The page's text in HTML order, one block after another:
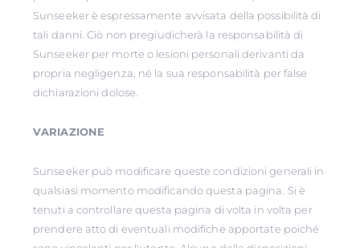
Sunseeker è espressamente avvisata della possibilità di
tali danni. Ciò non pregiudicherà la responsabilità di
Sunseeker per morte o lesioni personali derivanti da
propria negligenza, né la sua responsabilità per false
dichiarazioni dolose.
VARIAZIONE
Sunseeker può modificare queste condizioni generali in
qualsiasi momento modificando questa pagina. Si è
tenuti a controllare questa pagina di volta in volta per
prendere atto di eventuali modifiche apportate poiché